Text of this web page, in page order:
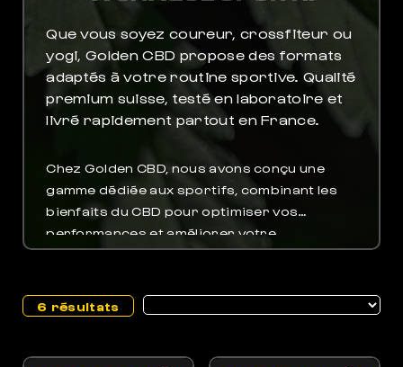
Que vous soyez coureur, crossfiteur ou
yogi, Golden CBD propose des formats
adaptés à votre routine sportive. Qualité
premium suisse, testé en laboratoire et
livré rapidement partout en France.
Chez Golden CBD, nous avons conçu une
gamme dédiée aux sportifs, combinant les
bienfaits du CBD pour optimiser vos
performances et améliorer votre
récupération. Nos produits Sports CBD
spécialement formulés pour répondre aux
besoins des athlètes et des passionnés
6 résultats